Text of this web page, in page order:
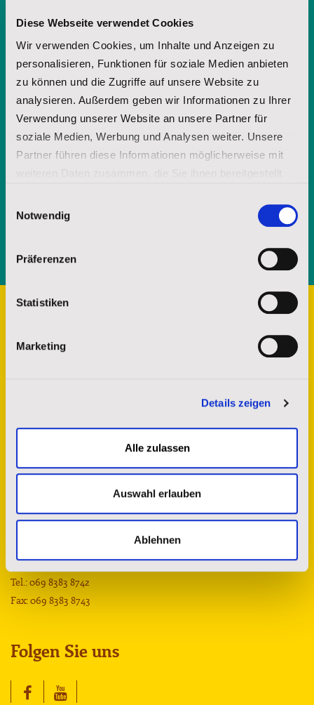
Diese Webseite verwendet Cookies
Wir verwenden Cookies, um Inhalte und Anzeigen zu
personalisieren, Funktionen für soziale Medien anbieten
zu können und die Zugriffe auf unsere Website zu
analysieren. Außerdem geben wir Informationen zu Ihrer
Verwendung unserer Website an unsere Partner für
soziale Medien, Werbung und Analysen weiter. Unsere
Partner führen diese Informationen möglicherweise mit
gesammelt haben.
Notwendig
Präferenzen
Statistiken
Marketing
Details zeigen
Alle zulassen
Auswahl erlauben
Ablehnen
Nachname
Mit Ihrer jederzeit - etwa über spenderservice@stjosefs.de - widerruflichen
Einwilligung informieren wir Sie per E-Mail mit unserer Broschüre über
Kontakt
St. Josefs Indianer Hilfswerk e.V.
Tel.: 069 8383 8742
Fax: 069 8383 8743
Folgen Sie uns